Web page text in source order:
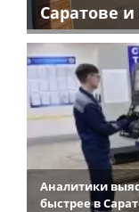
Саратове и
Аналитики
быстрее в